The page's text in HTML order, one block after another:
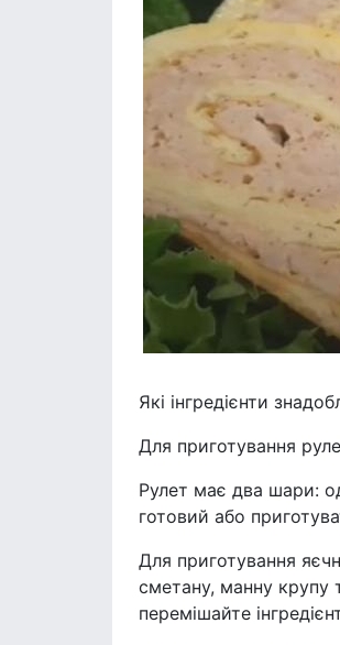
Які інгредієнти
Для приготування
Рулет має два шари:
готовий або
Для приготування
сметану, манну крупу
перемішайте